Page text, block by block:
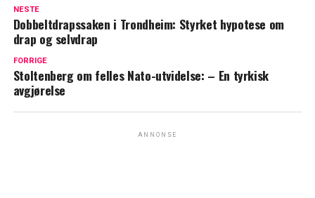
NESTE
Dobbeltdrapssaken i Trondheim: Styrket hypotese om
drap og selvdrap
FORRIGE
Stoltenberg om felles Nato-utvidelse: – En tyrkisk
avgjørelse
ANNONSE